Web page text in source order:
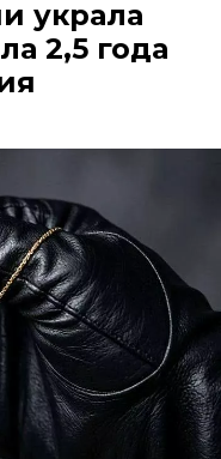
украла
2,5 года